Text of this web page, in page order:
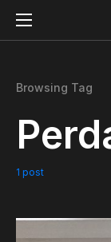
Browsing Tag
1 post